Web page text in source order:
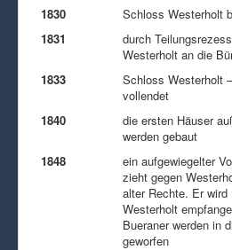
1830
Schloss Westerholt
1831
durch
Westerholt an die
1833
Schloss Westerholt
vollendet
1840
die ersten Häuser
werden gebaut
1848
ein aufgewiegelter
zieht gegen
alter Rechte. Er
Westerholt
Bueraner werden in
geworfen